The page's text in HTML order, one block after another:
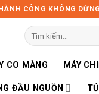
CÔNG KHÔNG DỪNG
Tìm
kiếm:
CO MÀNG MÁY
ĐẦU NGUỒN